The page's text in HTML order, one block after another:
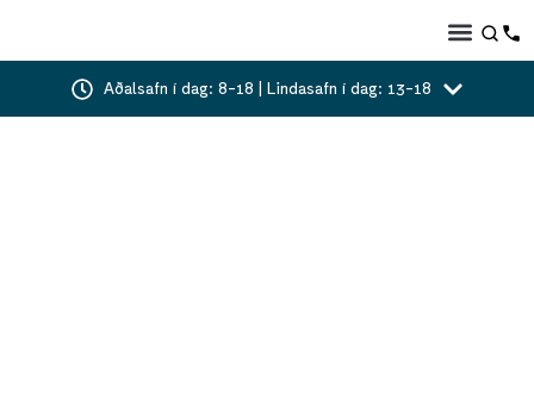
Aðalsafn í dag: 8-18 | Lindasafn í dag: 13-18